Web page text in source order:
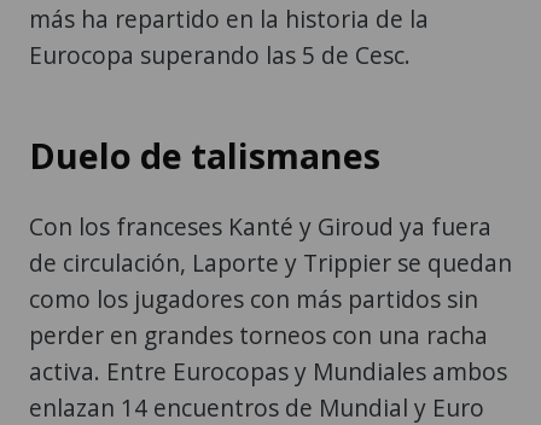
más ha repartido en la historia de la
Eurocopa superando las 5 de Cesc.
Duelo de talismanes
Con los franceses Kanté y Giroud ya fuera
de circulación, Laporte y Trippier se quedan
como los jugadores con más partidos sin
perder en grandes torneos con una racha
activa. Entre Eurocopas y Mundiales ambos
enlazan 14 encuentros de Mundial y Euro